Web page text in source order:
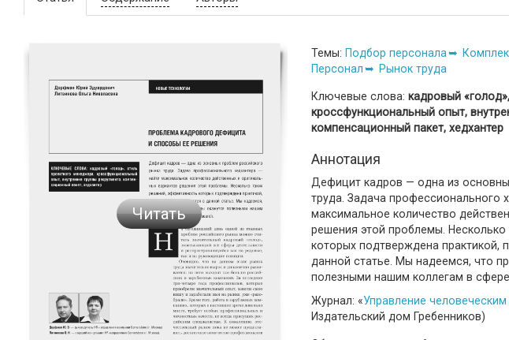
Читать
Темы: Подбор персонала
Персонал
Рынок труда
Ключевые слова: кадровый
кроссфункциональный опыт,
компенсационный пакет, хедхантер
Аннотация
Дефицит кадров — одна из
труда. Задача профессионального
максимальное количество
решения этой проблемы.
которых подтверждена практикой,
данной статье. Мы надеемся, что
полезными нашим коллегам в
Журнал: «Управление
Издательский дом Гребенников)